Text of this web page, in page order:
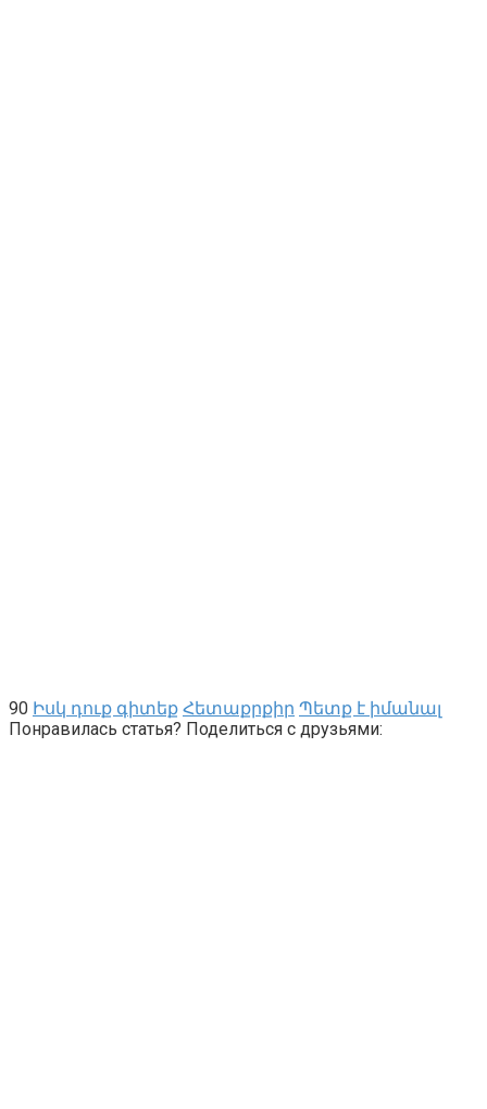
90 Իսկ դուք գիտեք Հետաքրքիր Պետք է իմանալ
Понравилась статья? Поделиться с друзьями: